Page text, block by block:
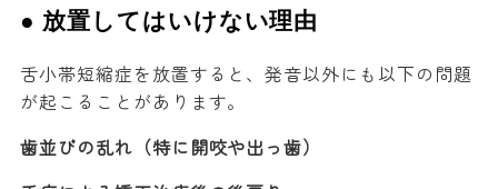
● 放置してはいけない理由
舌小帯短縮症を放置すると、発音以外にも以下の問題
が起こることがあります。
歯並びの乱れ（特に開咬や出っ歯）